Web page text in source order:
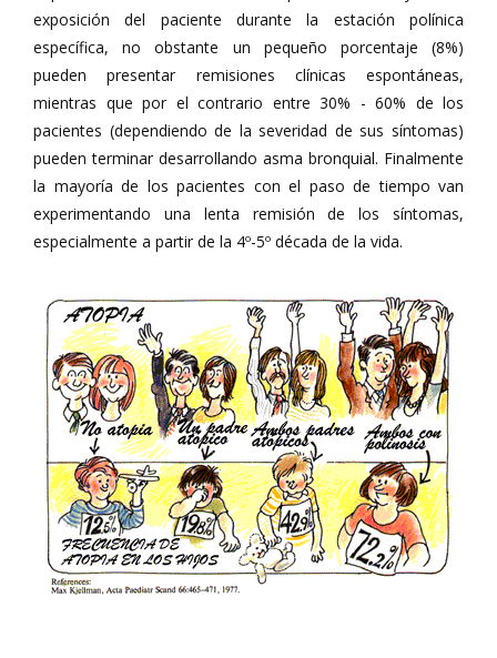
exposición del paciente durante la estación polínica
específica, no obstante un pequeño porcentaje (8%)
pueden presentar remisiones clínicas espontáneas,
mientras que por el contrario entre 30% - 60% de los
pacientes (dependiendo de la severidad de sus síntomas)
pueden terminar desarrollando asma bronquial. Finalmente
la mayoría de los pacientes con el paso de tiempo van
experimentando una lenta remisión de los síntomas,
especialmente a partir de la 4º-5º década de la vida.